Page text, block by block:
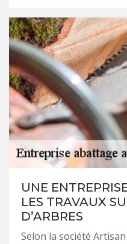
UNE
LES TRAVAUX
D’ARBRES
Selon la société